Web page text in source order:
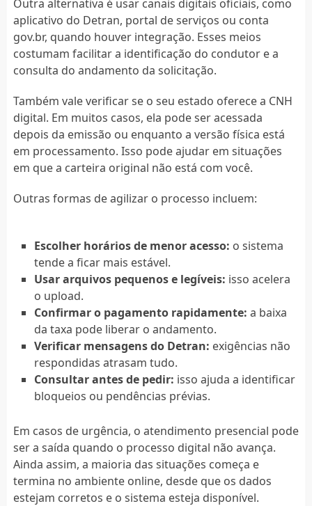
Outra alternativa é usar canais digitais oficiais, como
aplicativo do Detran, portal de serviços ou conta
gov.br, quando houver integração. Esses meios
costumam facilitar a identificação do condutor e a
consulta do andamento da solicitação.
Também vale verificar se o seu estado oferece a CNH
digital. Em muitos casos, ela pode ser acessada
depois da emissão ou enquanto a versão física está
em processamento. Isso pode ajudar em situações
em que a carteira original não está com você.
Outras formas de agilizar o processo incluem:
Escolher horários de menor acesso: o sistema
tende a ficar mais estável.
Usar arquivos pequenos e legíveis: isso acelera
o upload.
Confirmar o pagamento rapidamente: a baixa
da taxa pode liberar o andamento.
Verificar mensagens do Detran: exigências não
respondidas atrasam tudo.
Consultar antes de pedir: isso ajuda a identificar
bloqueios ou pendências prévias.
Em casos de urgência, o atendimento presencial pode
ser a saída quando o processo digital não avança.
Ainda assim, a maioria das situações começa e
termina no ambiente online, desde que os dados
estejam corretos e o sistema esteja disponível.